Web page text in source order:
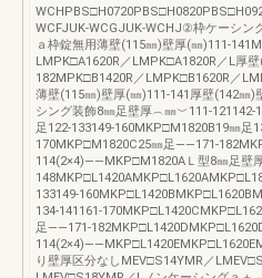
WCFJUK-WCGJUK-WCHJ②枠ケーシン
ａ枠錠無用薄壁(115㎜)壁厚(㎜)111-
LMPK□A1620R／LMPK□A1820R／L厚
182MPK□B1420R／LMPK□B1620R／
薄壁(115㎜)壁厚(㎜)111-141厚壁(142㎜)
シング装飾8㎜足壁厚︵㎜︶111-121142-
足122-133149-160MKP□M1820B19㎜足
170MKP□M1820C25㎜足――171-
114(2×4)――MKP□M1820AＬ型8㎜足壁
133149-
134-141161-
足――171-
り壁厚区分なしMEV□S14YMR／